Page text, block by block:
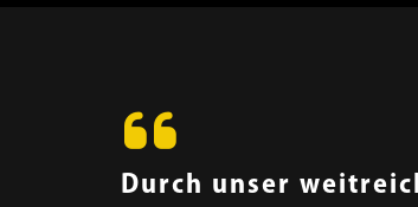
Durch unser